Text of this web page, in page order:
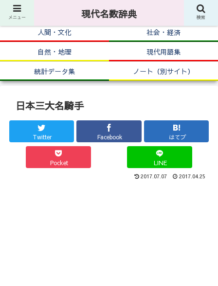
人間・文化
社会・経済
自然・地理
現代用語集
統計データ集
ノート（別サイト）
日本三大名騎手
Twitter Facebook はてブ
Pocket LINE
2017.07.07 2017.04.25
メニュー 現代名数辞典 検索